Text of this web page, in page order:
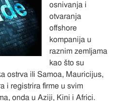
osnivanja i
otvaranja
offshore
kompanija u
raznim zemljama
kao što su
ostrva ili Samoa, Mauricijus,
i registrira firme u svim
onda u Aziji, Kini i Africi.